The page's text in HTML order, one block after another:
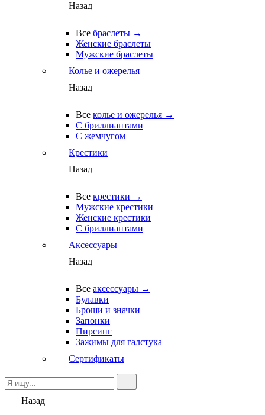
Назад
Все браслеты →
Женские браслеты
Мужские браслеты
Колье и ожерелья
Назад
Все колье и ожерелья →
С бриллиантами
С жемчугом
Крестики
Назад
Все крестики →
Мужские крестики
Женские крестики
С бриллиантами
Аксессуары
Назад
Все аксессуары →
Булавки
Броши и значки
Запонки
Пирсинг
Зажимы для галстука
Сертификаты
Назад